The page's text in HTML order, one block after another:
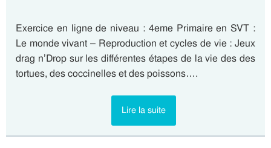
Exercice en ligne de niveau : 4eme Primaire en SVT :
Le monde vivant – Reproduction et cycles de vie : Jeux
drag n’Drop sur les différentes étapes de la vie des des
tortues, des coccinelles et des poissons….
Lire la suite